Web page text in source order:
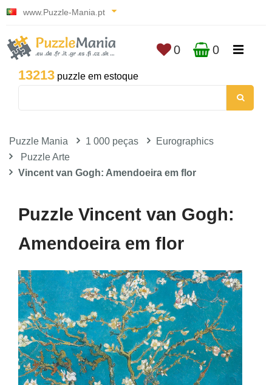
www.Puzzle-Mania.pt
13213 puzzle em estoque
0 0
Puzzle Mania 1 000 peças
Eurographics
Puzzle Arte
Vincent van Gogh: Amendoeira em flor
Puzzle Vincent van Gogh:
Amendoeira em flor